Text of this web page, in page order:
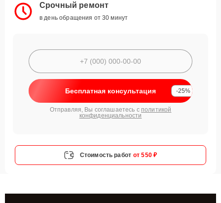
Срочный ремонт
в день обращения от 30 минут
Бесплатная консультация -25%
Отправляя, Вы соглашаетесь с политикой
конфиденциальности
Стоимость работ от 550 ₽